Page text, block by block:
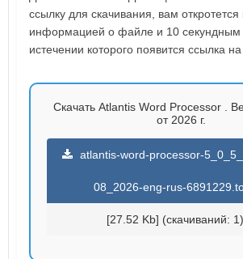
ссылку для скачивания, вам откротется
информацией о файле и 10
истечении которого появится ссылка на
Скачать Atlantis Word Processor .
от 2026 г.
atlantis-word-processor-
08_2026-eng-rus-
[27.52 Kb] (cкачиваний: 1)